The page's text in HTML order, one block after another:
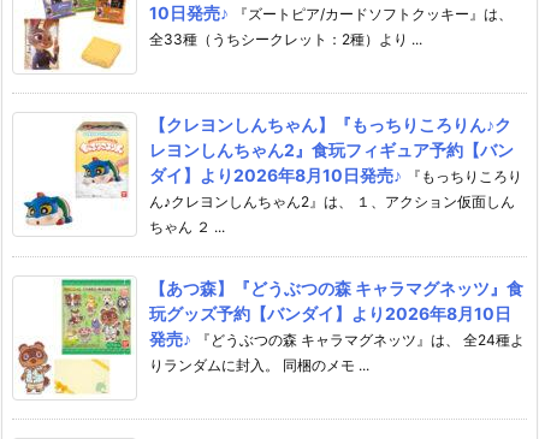
10日発売♪
『ズートピア/カードソフトクッキー』は、
全33種（うちシークレット：2種）より ...
【クレヨンしんちゃん】『もっちりころりん♪ク
レヨンしんちゃん2』食玩フィギュア予約【バン
ダイ】より2026年8月10日発売♪
『もっちりころり
ん♪クレヨンしんちゃん2』は、 １、アクション仮面しん
ちゃん ２ ...
【あつ森】『どうぶつの森 キャラマグネッツ』食
玩グッズ予約【バンダイ】より2026年8月10日
発売♪
『どうぶつの森 キャラマグネッツ』は、 全24種よ
りランダムに封入。 同梱のメモ ...